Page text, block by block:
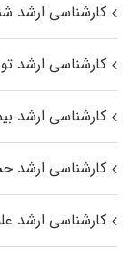
کارشناسی ارشد
کارشناسی ارشد
کارشناسی ارشد
کارشناسی ارشد
کارشناسی ارشد